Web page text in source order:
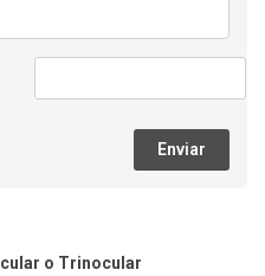
Enviar
o Trinocular